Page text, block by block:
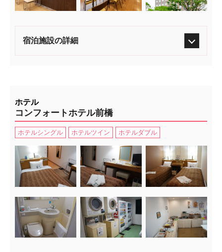
宿泊施設の詳細
ホテル
コンフォートホテル前橋
ホテルシングル ホテルツイン ホテルダブル